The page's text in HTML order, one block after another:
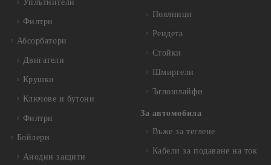
Уплътнители
Филтри
Абсорбатори
Двигатели
Крушки
Ключове и бутони
Филтри
Бойлери
Анодни защити
Поялници
Рендета
Стойки
Шмиргели
Ъглошлайфи
За автомобила
Въже за теглене
Кабели за подаване на ток